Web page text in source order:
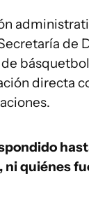
de
directa
ni quiénes